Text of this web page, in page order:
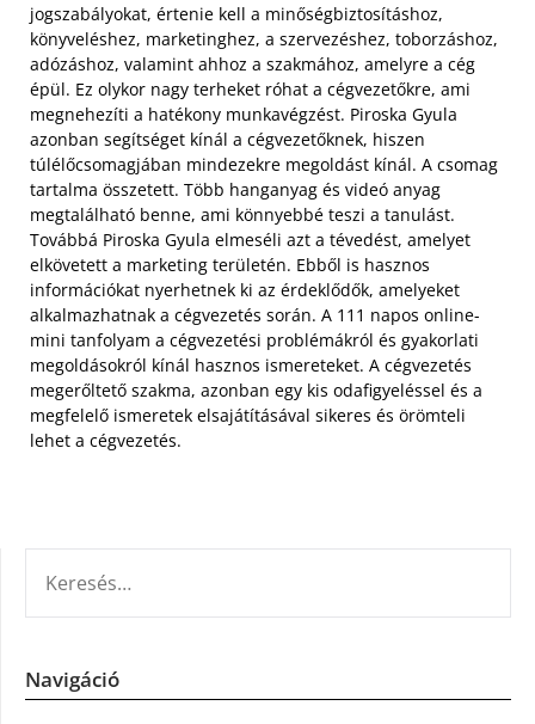
jogszabályokat, értenie kell a minőségbiztosításhoz,
könyveléshez, marketinghez, a szervezéshez, toborzáshoz,
adózáshoz, valamint ahhoz a szakmához, amelyre a cég
épül. Ez olykor nagy terheket róhat a cégvezetőkre, ami
megnehezíti a hatékony munkavégzést. Piroska Gyula
azonban segítséget kínál a cégvezetőknek, hiszen
túlélőcsomagjában mindezekre megoldást kínál. A csomag
tartalma összetett. Több hanganyag és videó anyag
megtalálható benne, ami könnyebbé teszi a tanulást.
Továbbá Piroska Gyula elmeséli azt a tévedést, amelyet
elkövetett a marketing területén. Ebből is hasznos
információkat nyerhetnek ki az érdeklődők, amelyeket
alkalmazhatnak a cégvezetés során. A 111 napos online-
mini tanfolyam a cégvezetési problémákról és gyakorlati
megoldásokról kínál hasznos ismereteket. A cégvezetés
megerőltető szakma, azonban egy kis odafigyeléssel és a
megfelelő ismeretek elsajátításával sikeres és örömteli
lehet a cégvezetés.
Navigáció